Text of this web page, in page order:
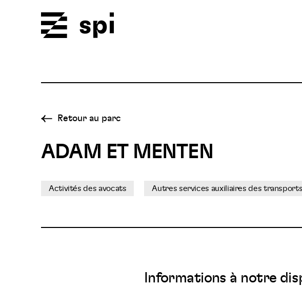
Retour au parc
ADAM ET MENTEN
Activités des avocats Autres services auxiliaires des transports
Informations à notre